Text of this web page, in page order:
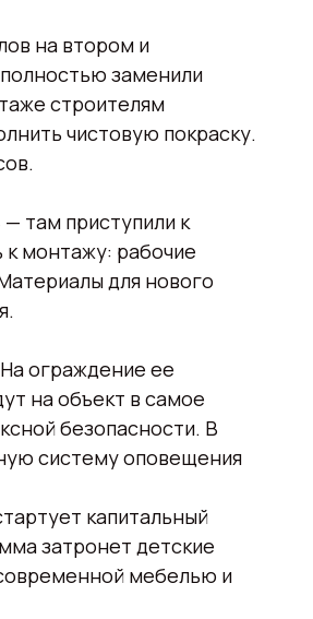
на втором и
заменили
строителям
чистовую покраску.
там приступили к
монтажу: рабочие
для нового
ограждение ее
на объект в самое
безопасности. В
систему оповещения
капитальный
затронет детские
мебелью и